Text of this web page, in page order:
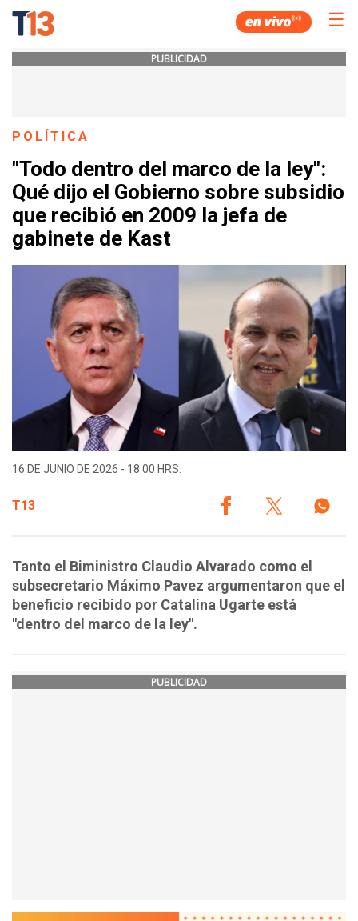
☰
PUBLICIDAD
POLÍTICA
"Todo dentro del marco de la ley":
Qué dijo el Gobierno sobre subsidio
que recibió en 2009 la jefa de
gabinete de Kast
16 DE JUNIO DE 2026 - 18:00 HRS.
T13
Tanto el Biministro Claudio Alvarado como el
subsecretario Máximo Pavez argumentaron que el
beneficio recibido por Catalina Ugarte está
"dentro del marco de la ley".
PUBLICIDAD